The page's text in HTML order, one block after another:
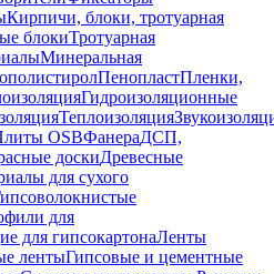
Кирпичи, блоки, тротуарная
блокиТротуарная
Минеральная
ПенопластПленки,
Гидроизоляционные
Теплоизоляция
OSBФанераДСП,
доскиДревесные
для сухого
для
для гипсокартонаЛенты
лентыГипсовые и цементные